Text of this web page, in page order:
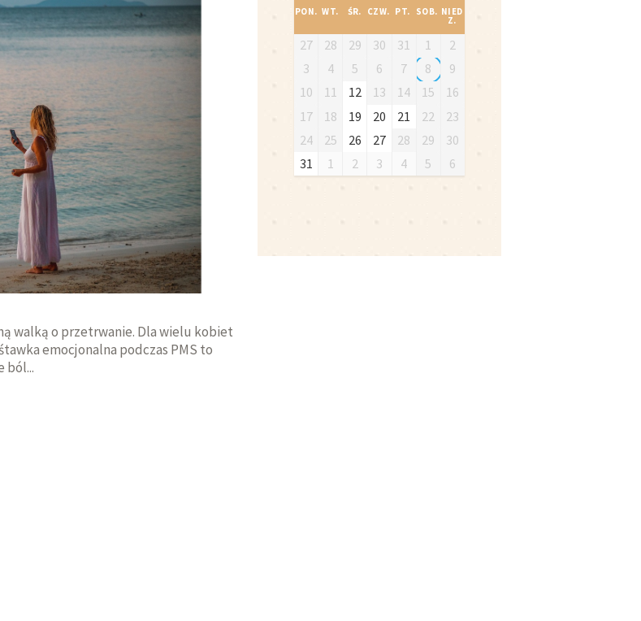
walką o przetrwanie. Dla wielu kobiet
emocjonalna podczas PMS to
ból...
PON. WT. ŚR. CZW. PT. SOB. NIED
Z.
27 28 29 30 31 1
2
3
4 5 6 7 8
9
10
11 12 13 14 15
16
17
18 19 20 21 22
23
24
25 26 27 28 29
30
31
1 2 3 4 5 6